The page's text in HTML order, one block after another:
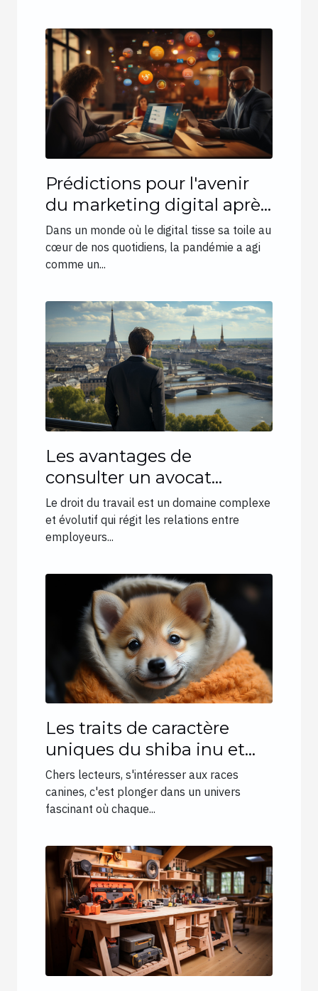
Prédictions pour l'avenir
du marketing digital après
la pandémie
Dans un monde où le digital tisse sa toile au
cœur de nos quotidiens, la pandémie a agi
comme un...
Les avantages de
consulter un avocat
spécialisé en droit du
travail pour les salariés et
les employeurs à Bordeaux
Le droit du travail est un domaine complexe
et évolutif qui régit les relations entre
employeurs...
Les traits de caractère
uniques du shiba inu et
leur influence sur le choix
des propriétaires
d'animaux
Chers lecteurs, s'intéresser aux races
canines, c'est plonger dans un univers
fascinant où chaque...